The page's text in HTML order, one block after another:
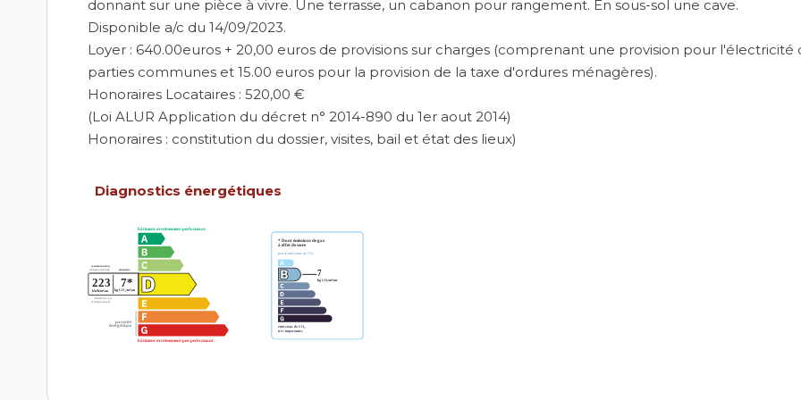
donnant sur une pièce à vivre. Une terrasse, un cabanon pour rangement. En sous-sol une cave.
Disponible a/c du 14/09/2023.
Loyer : 640.00euros + 20,00 euros de provisions sur charges (comprenant une provision pour l'électricité
parties communes et 15.00 euros pour la provision de la taxe d'ordures ménagères).
Honoraires Locataires : 520,00 €
(Loi ALUR Application du décret n° 2014-890 du 1er aout 2014)
Honoraires : constitution du dossier, visites, bail et état des lieux)
Diagnostics énergétiques